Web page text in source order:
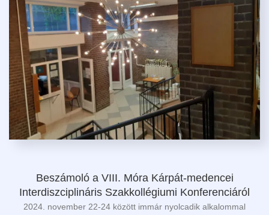
Beszámoló a VIII. Móra Kárpát-medencei
Interdiszciplináris Szakkollégiumi Konferenciáról
2024. november 22-24 között immár nyolcadik alkalommal